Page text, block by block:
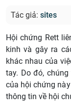
Tác giả: sites
Hội chứng Rett
kinh và gây ra
khác nhau của
tay. Do đó,
của hội chứng
thông tin về hội